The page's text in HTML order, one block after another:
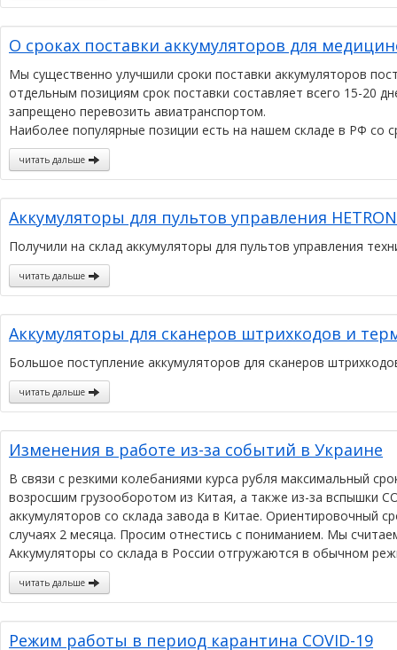
О сроках поставки аккумуляторов для
Мы существенно улучшили сроки поставки аккумуляторов
отдельным позициям срок поставки составляет всего 15-20
запрещено перевозить авиатранспортом.
Наиболее популярные позиции есть на нашем складе в РФ со
читать дальше
Аккумуляторы для пультов управления
Получили на склад аккумуляторы для пультов управления
читать дальше
Аккумуляторы для сканеров штрихкодов и
Большое поступление аккумуляторов для сканеров
читать дальше
Изменения в работе из-за событий в Украине
В связи с резкими колебаниями курса рубля максимальный
возросшим грузооборотом из Китая, а также из-за вспышки
аккумуляторов со склада завода в Китае. Ориентировочный
случаях 2 месяца. Просим отнестись с пониманием. Мы
Аккумуляторы со склада в России отгружаются в обычном
читать дальше
Режим работы в период карантина COVID-19